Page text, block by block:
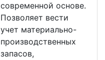
современной основе.
Позволяет вести
учет материально-
производственных
запасов,